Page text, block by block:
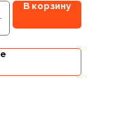
В корзину